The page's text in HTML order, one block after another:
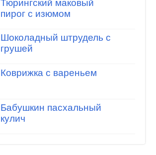
Тюрингский маковый
пирог с изюмом
Шоколадный штрудель с
грушей
Коврижка с вареньем
Бабушкин пасхальный
кулич